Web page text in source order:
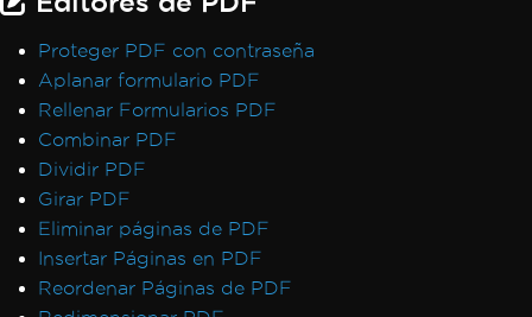
Proteger PDF con contraseña
Aplanar formulario PDF
Rellenar Formularios PDF
Combinar PDF
Dividir PDF
Girar PDF
Eliminar páginas de PDF
Insertar Páginas en PDF
Reordenar Páginas de PDF